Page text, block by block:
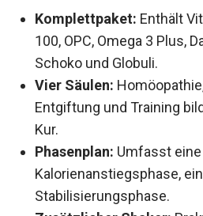
Komplettpaket: Enthält
MSM 100, OPC, Omega 3
Proteinshake Schoko und
Vier Säulen:
Entgiftung und Training
der Kur.
Phasenplan: Umfasst eine
Kalorienanstiegsphase,
eine Stabilisierungsphase.